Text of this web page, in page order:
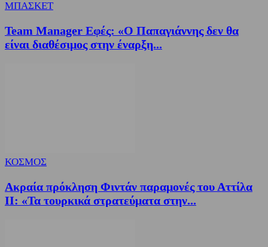
ΜΠΑΣΚΕΤ
Team Manager Εφές: «Ο Παπαγιάννης δεν θα
είναι διαθέσιμος στην έναρξη...
ΚΟΣΜΟΣ
Ακραία πρόκληση Φιντάν παραμονές του Αττίλα
ΙΙ: «Τα τουρκικά στρατεύματα στην...